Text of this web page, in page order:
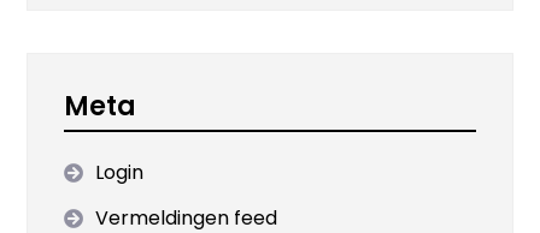
Meta
Login
Vermeldingen feed